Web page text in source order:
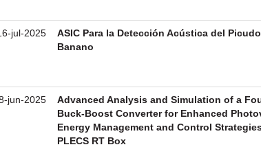
jul-2025
ASIC Para la Detección Acústica del
Banano
jun-2025
Advanced Analysis and Simulation of a
Buck-Boost Converter for Enhanced
Energy Management and Control
PLECS RT Box